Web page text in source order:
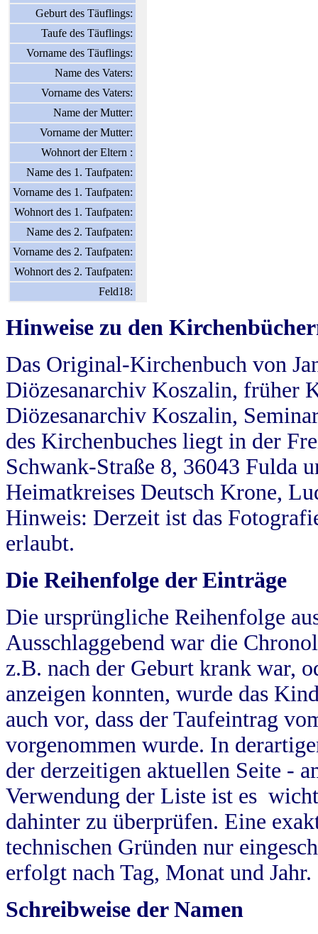
Geburt des Täuflings:
Taufe des Täuflings:
Vorname des Täuflings:
Name des Vaters:
Vorname des Vaters:
Name der Mutter:
Vorname der Mutter:
Wohnort der Eltern :
Name des 1. Taufpaten:
Vorname des 1. Taufpaten:
Wohnort des 1. Taufpaten:
Name des 2. Taufpaten:
Vorname des 2. Taufpaten:
Wohnort des 2. Taufpaten:
Feld18:
Hinweise zu den
Das Original-Kirchenbuch von
Diözesanarchiv Koszalin, früher
Diözesanarchiv Koszalin,
des Kirchenbuches liegt in der
Schwank-Straße 8, 36043 Fulda
Heimatkreises Deutsch Krone,
Hinweis: Derzeit ist das
erlaubt.
Die Reihenfolge der Einträge
Die ursprüngliche Reihenfolge
Ausschlaggebend war die
z.B. nach der Geburt krank war,
anzeigen konnten, wurde das
auch vor, dass der Taufeintrag
vorgenommen wurde. In
der derzeitigen aktuellen Seite -
Verwendung der Liste ist es
dahinter zu überprüfen. Eine
technischen Gründen nur
erfolgt nach Tag, Monat und Jahr.
Schreibweise der Namen